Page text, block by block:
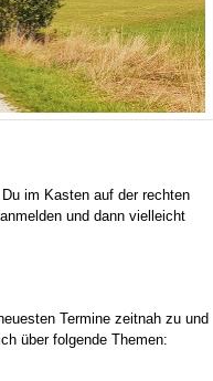
im Kasten auf der rechten
und dann vielleicht
Termine zeitnah zu und
über folgende Themen: